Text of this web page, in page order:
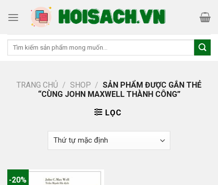
Tìm
TRANG CHỦ / SHOP / SẢN PHẨM ĐƯỢC GẮN THẺ
“CÙNG JOHN MAXWELL THÀNH CÔNG”
LỌC
-20%